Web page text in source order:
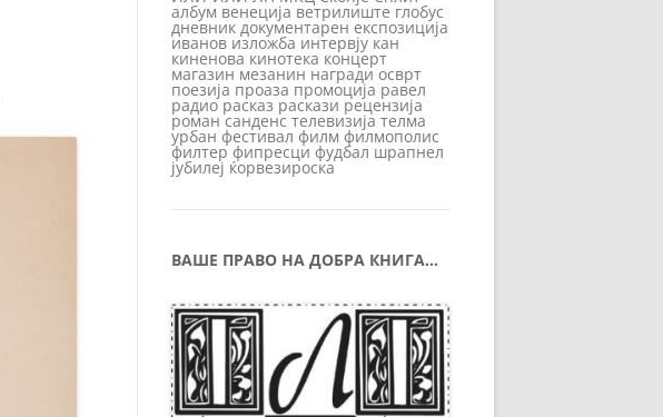
албум венеција ветрилиште глобус
дневник документарен експозиција
иванов изложба интервју кан
киненова кинотека концерт
магазин мезанин награди осврт
поезија проаза промоција равел
радио расказ раскази рецензија
роман санденс телевизија телма
урбан фестивал филм филмополис
филтер фипресци фудбал шрапнел
јубилеј ќорвезироска
ВАШЕ ПРАВО НА ДОБРА КНИГА…